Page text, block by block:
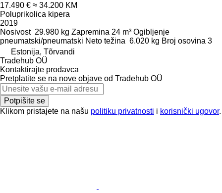
17.490 € ≈ 34.200 KM
Poluprikolica kipera
2019
Nosivost 29.980 kg Zapremina 24 m³ Ogibljenje
pneumatski/pneumatski Neto težina 6.020 kg Broj osovina 3
Estonija, Tõrvandi
Tradehub OÜ
Kontaktirajte prodavca
Pretplatite se na nove objave od Tradehub OÜ
Potpišite se
Klikom pristajete na našu politiku privatnosti i korisnički ugovor.